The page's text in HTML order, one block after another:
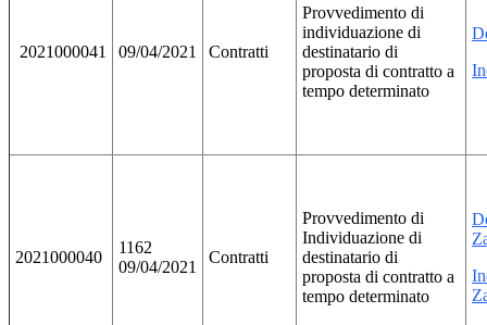
2021000041 09/04/2021 Contratti
Provvedimento di
individuazione di
destinatario di
proposta di contratto a
tempo determinato
2021000040
1162
09/04/2021
Contratti
Provvedimento di
Individuazione di
destinatario di
proposta di contratto a
tempo determinato